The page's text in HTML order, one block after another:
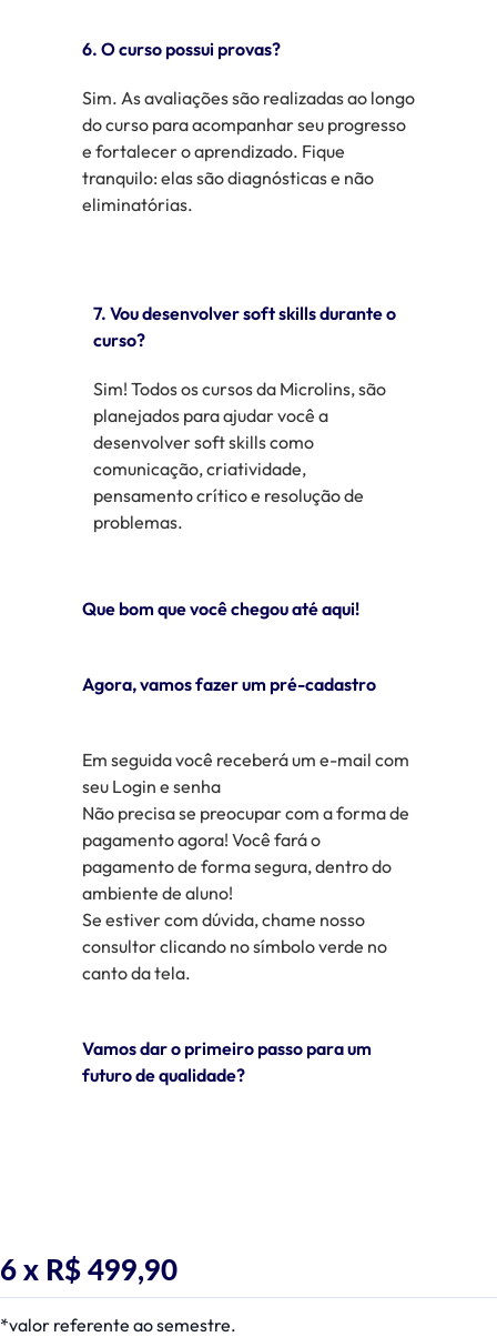
6. O curso possui provas?
Sim. As avaliações são realizadas ao longo
do curso para acompanhar seu progresso
e fortalecer o aprendizado. Fique
tranquilo: elas são diagnósticas e não
eliminatórias.
7. Vou desenvolver soft skills durante o
curso?
Sim! Todos os cursos da Microlins, são
planejados para ajudar você a
desenvolver soft skills como
comunicação, criatividade,
pensamento crítico e resolução de
problemas.
Que bom que você chegou até aqui!
Agora, vamos fazer um pré-cadastro
Em seguida você receberá um e-mail com
seu Login e senha
Não precisa se preocupar com a forma de
pagamento agora! Você fará o
pagamento de forma segura, dentro do
ambiente de aluno!
Se estiver com dúvida, chame nosso
consultor clicando no símbolo verde no
canto da tela.
Vamos dar o primeiro passo para um
futuro de qualidade?
6 x R$ 499,90
*valor referente ao semestre.